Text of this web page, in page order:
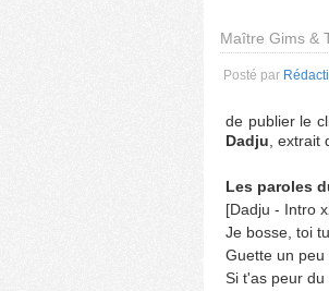
Maître Gims &
Posté par
de publier le
Dadju ,
Les paroles
[Dadju - Intro
Je bosse, toi
Guette un
Si t'as peur